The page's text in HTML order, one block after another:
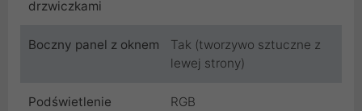
drzwiczkami
Boczny panel z oknem
Tak (tworzywo sztuczne z
lewej strony)
Podświetlenie
RGB